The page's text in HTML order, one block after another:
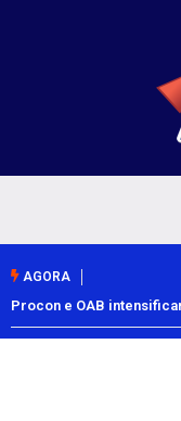
AGORA
Procon e OAB
Pais